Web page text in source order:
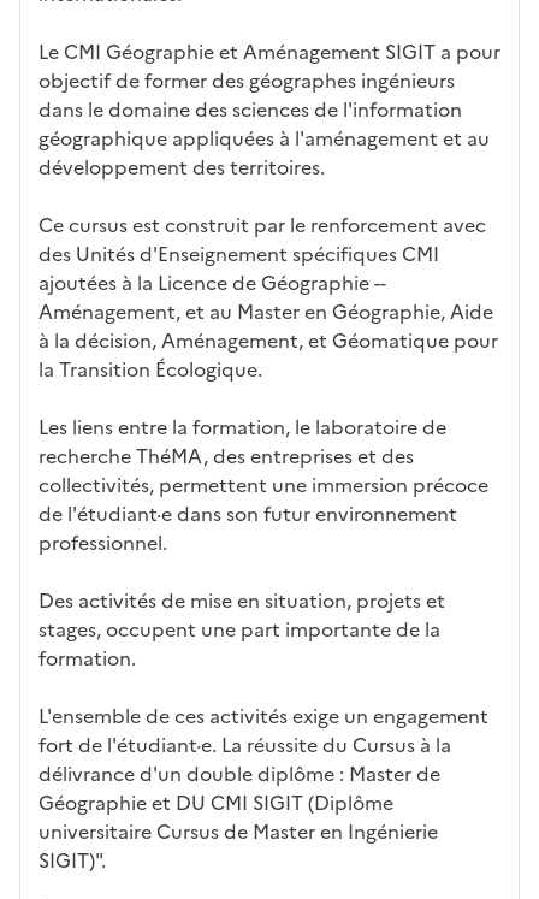
Le CMI Géographie et Aménagement SIGIT a pour
objectif de former des géographes ingénieurs
dans le domaine des sciences de l'information
géographique appliquées à l'aménagement et au
développement des territoires.
Ce cursus est construit par le renforcement avec
des Unités d'Enseignement spécifiques CMI
ajoutées à la Licence de Géographie --
Aménagement, et au Master en Géographie, Aide
à la décision, Aménagement, et Géomatique pour
la Transition Écologique.
Les liens entre la formation, le laboratoire de
recherche ThéMA, des entreprises et des
collectivités, permettent une immersion précoce
de l'étudiant·e dans son futur environnement
professionnel.
Des activités de mise en situation, projets et
stages, occupent une part importante de la
formation.
L'ensemble de ces activités exige un engagement
fort de l'étudiant·e. La réussite du Cursus à la
délivrance d'un double diplôme : Master de
Géographieet DU CMI SIGIT(Diplôme
universitaire Cursus de Master en Ingénierie
SIGIT)".